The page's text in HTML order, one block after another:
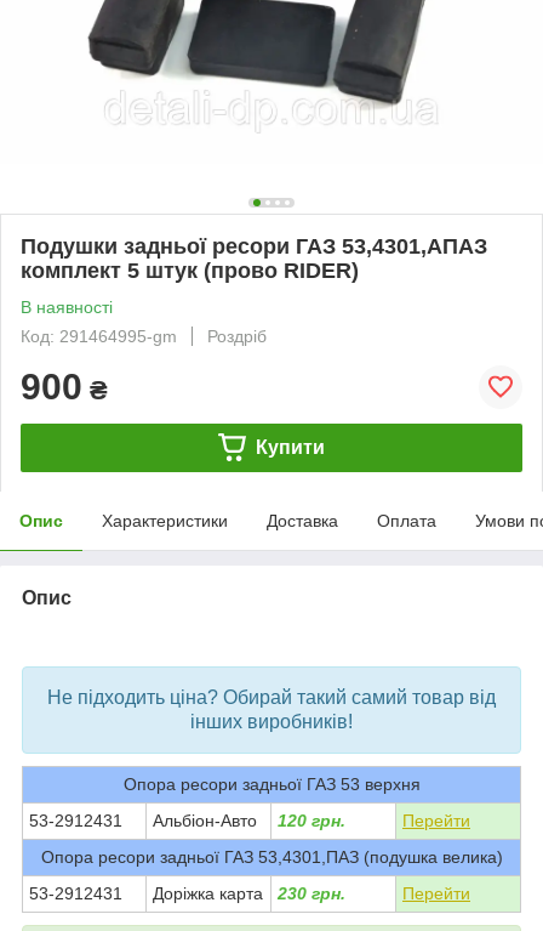
Подушки задньої ресори ГАЗ 53,4301,АПАЗ
комплект 5 штук (прово RIDER)
В наявності
Код: 291464995-gm
Роздріб
900 ₴
Купити
Опис Характеристики Доставка Оплата Умови
Опис
Не підходить ціна? Обирай такий самий товар від
інших виробників!
Опора ресори задньої ГАЗ 53 верхня
53-2912431
Альбіон-Авто 120 грн.
Перейти
Опора ресори задньої ГАЗ 53,4301,ПАЗ (подушка велика)
53-2912431
Доріжка карта 230 грн. Перейти